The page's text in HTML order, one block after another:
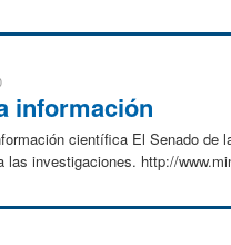
información
científica El Senado de
las investigaciones. http://